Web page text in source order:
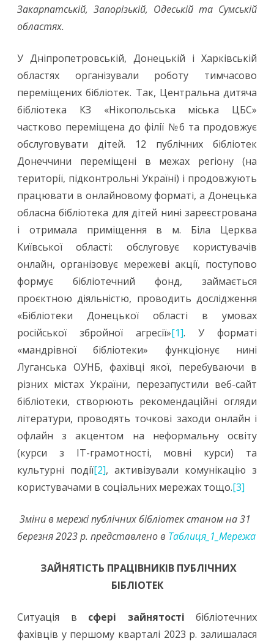
Закарпатській, Запорізькій, Одеській та Сумській
областях.
У Дніпропетровській, Донецькій і Харківській
областях організували роботу тимчасово
переміщених бібліотек. Так, Центральна дитяча
бібліотека КЗ «Нікопольська міська ЦБС»
частково переміщена до філії №6 та продовжує
обслуговувати дітей. 12 публічних бібліотек
Донеччини переміщені в межах регіону (на
території, підконтрольні Україні) і продовжують
працювати в онлайновому форматі, а Донецька
обласна бібліотека для дітей нині зареєстрована
і отримала приміщення в м. Біла Церква
Київської області: обслуговує користувачів
онлайн, організовує мережеві акції, поступово
формує бібліотечний фонд, займається
проєктною діяльністю, проводить дослідження
«Бібліотеки Донецької області в умовах
російської збройної агресії»[1]. У форматі
«мандрівної бібліотеки» функціонує нині
Луганська ОУНБ, фахівці якої, перебуваючи в
різних містах України, перезапустили веб-сайт
бібліотеки, створюють рекомендаційні огляди
літератури, проводять точкові заходи онлайн і
офлайн з акцентом на неформальну освіту
(курси з IT-грамотності, мовні курси) та
культурні події[2], активізували комунікацію з
користувачами в соціальних мережах тощо.[3]
Зміни в мережі публічних бібліотек станом на31
березня 2023 р. представлено в Таблиця_1_Мережа
ЗАЙНЯТІСТЬ ПРАЦІВНИКІВ ПУБЛІЧНИХ
БІБЛІОТЕК
Ситуація в сфері зайнятості бібліотечних
фахівців у першому кварталі 2023 р. залишалася